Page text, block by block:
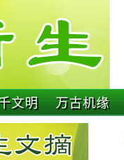
文明 万古机缘